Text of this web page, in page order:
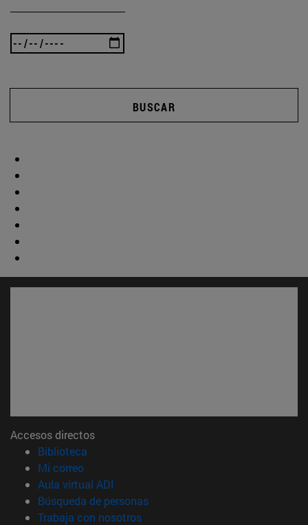
BUSCAR
Accesos directos
Biblioteca
Mi correo(abre en nueva ventana)
Aula virtual ADI
Búsqueda de personas(abre en nueva ventana)
Trabaja con nosotros(abre en nueva ventana)